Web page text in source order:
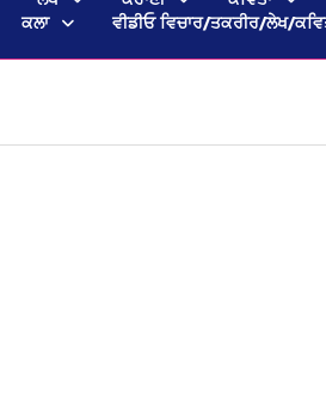
ਕਲਾ ਵੀਡੀਓ ਵਿਚਾਰ/ਤਕਰੀਰ/ਲੇਖ/